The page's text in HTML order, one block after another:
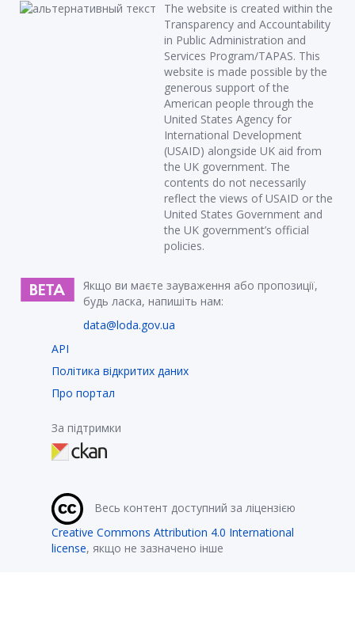
The website is created within the
Transparency and Accountability
in Public Administration and
Services Program/TAPAS. This
website is made possible by the
generous support of the
American people through the
United States Agency for
International Development
(USAID) alongside UK aid from
the UK government. The
contents do not necessarily
reflect the views of USAID or the
United States Government and
the UK government’s official
policies.
Якщо ви маєте зауваження або пропозиції,
будь ласка, напишіть нам:
data@loda.gov.ua
API
Політика відкритих даних
Про портал
За підтримки
Весь контент доступний за ліцензією
Creative Commons Attribution 4.0 International
license, якщо не зазначено інше